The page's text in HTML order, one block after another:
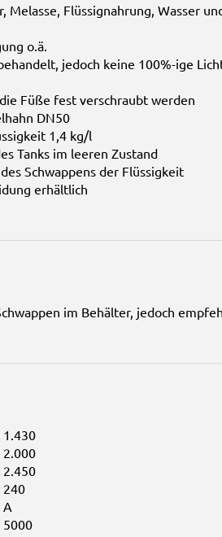
Melasse, Flüssignahrung, Wasser
o.ä.
jedoch keine 100%-ige
Füße fest verschraubt werden
DN50
1,4 kg/l
Tanks im leeren Zustand
Schwappens der Flüssigkeit
erhältlich
im Behälter, jedoch
1.430
2.000
2.450
240
A
5000